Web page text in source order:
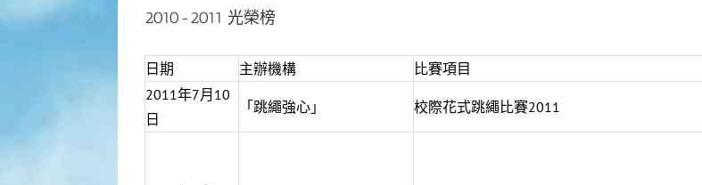
2010-2011 光榮榜
日期 主辦機構 比賽項目
2011年7月10
日
「跳繩強心」 校際花式跳繩比賽2011